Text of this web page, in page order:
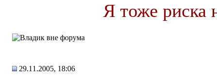
Я тоже риска
29.11.2005, 18:06